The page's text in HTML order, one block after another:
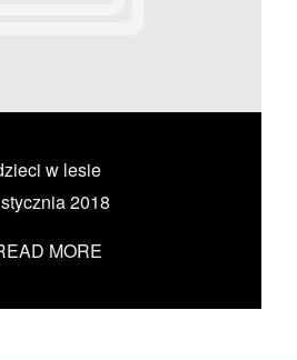
w lesie
2018
MORE
ZE MNĄ →